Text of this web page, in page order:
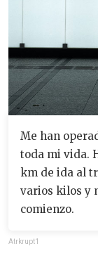
Me han
toda mi vida.
km de ida al
varios kilos y
comienzo.
Atrkrupt1